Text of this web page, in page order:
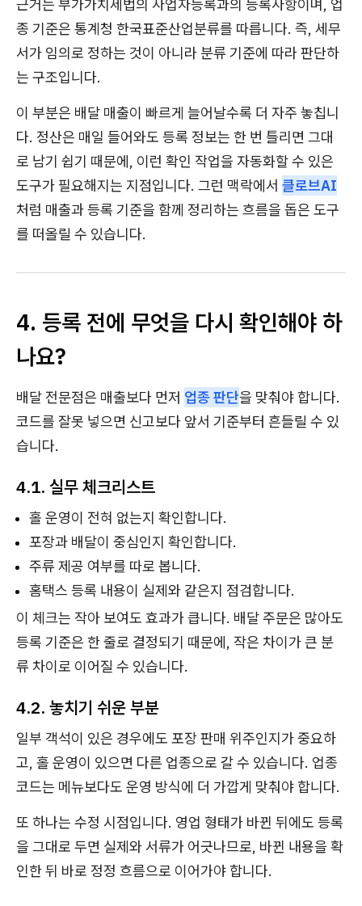
근거는 부가가치세법의 사업자등록과의 등록사항이며, 업
종 기준은 통계청 한국표준산업분류를 따릅니다. 즉, 세무
서가 임의로 정하는 것이 아니라 분류 기준에 따라 판단하
는 구조입니다.
이 부분은 배달 매출이 빠르게 늘어날수록 더 자주 놓칩니
다. 정산은 매일 들어와도 등록 정보는 한 번 틀리면 그대
로 남기 쉽기 때문에, 이런 확인 작업을 자동화할 수 있은
도구가 필요해지는 지점입니다. 그런 맥락에서 클로브AI
처럼 매출과 등록 기준을 함께 정리하는 흐름을 돕은 도구
를 떠올릴 수 있습니다.
4. 등록 전에 무엇을 다시 확인해야 하
나요?
배달 전문점은 매출보다 먼저 업종 판단을 맞춰야 합니다.
코드를 잘못 넣으면 신고보다 앞서 기준부터 흔들릴 수 있
습니다.
4.1. 실무 체크리스트
홀 운영이 전혀 없는지 확인합니다.
포장과 배달이 중심인지 확인합니다.
주류 제공 여부를 따로 봅니다.
홈택스 등록 내용이 실제와 같은지 점검합니다.
이 체크는 작아 보여도 효과가 큽니다. 배달 주문은 많아도
등록 기준은 한 줄로 결정되기 때문에, 작은 차이가 큰 분
류 차이로 이어질 수 있습니다.
4.2. 놓치기 쉬운 부분
일부 객석이 있은 경우에도 포장 판매 위주인지가 중요하
고, 홀 운영이 있으면 다른 업종으로 갈 수 있습니다. 업종
코드는 메뉴보다도 운영 방식에 더 가깝게 맞춰야 합니다.
또 하나는 수정 시점입니다. 영업 형태가 바뀐 뒤에도 등록
을 그대로 두면 실제와 서류가 어긋나므로, 바뀐 내용을 확
인한 뒤 바로 정정 흐름으로 이어가야 합니다.